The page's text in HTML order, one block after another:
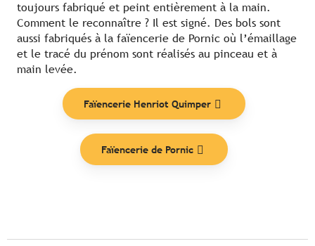
toujours fabriqué et peint entièrement à la main.
Comment le reconnaître ? Il est signé. Des bols sont
aussi fabriqués à la faïencerie de Pornic où l’émaillage
et le tracé du prénom sont réalisés au pinceau et à
main levée.
Faïencerie Henriot Quimper
Faïencerie de Pornic